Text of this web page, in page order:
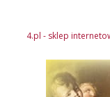
- sklep